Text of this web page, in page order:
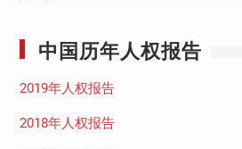
中国历年人权报告
2019年人权报告
2018年人权报告